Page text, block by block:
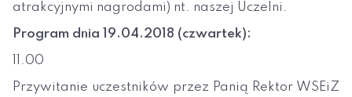
atrakcyjnymi nagrodami) nt. naszej Uczelni.
Program dnia 19.04.2018 (czwartek):
11.00
Przywitanie uczestników przez Panią Rektor WSEiZ